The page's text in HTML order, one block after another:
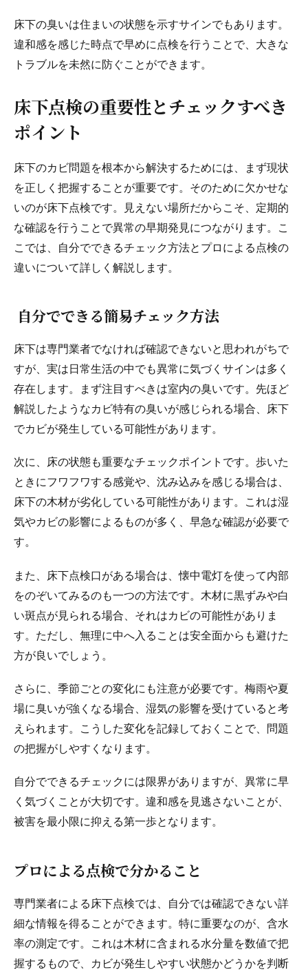
床下の臭いは住まいの状態を示すサインでもあります。
違和感を感じた時点で早めに点検を行うことで、大きな
トラブルを未然に防ぐことができます。
床下点検の重要性とチェックすべき
ポイント
床下のカビ問題を根本から解決するためには、まず現状
を正しく把握することが重要です。そのために欠かせな
いのが床下点検です。見えない場所だからこそ、定期的
な確認を行うことで異常の早期発見につながります。こ
こでは、自分でできるチェック方法とプロによる点検の
違いについて詳しく解説します。
自分でできる簡易チェック方法
床下は専門業者でなければ確認できないと思われがちで
すが、実は日常生活の中でも異常に気づくサインは多く
存在します。まず注目すべきは室内の臭いです。先ほど
解説したようなカビ特有の臭いが感じられる場合、床下
でカビが発生している可能性があります。
次に、床の状態も重要なチェックポイントです。歩いた
ときにフワフワする感覚や、沈み込みを感じる場合は、
床下の木材が劣化している可能性があります。これは湿
気やカビの影響によるものが多く、早急な確認が必要で
す。
また、床下点検口がある場合は、懐中電灯を使って内部
をのぞいてみるのも一つの方法です。木材に黒ずみや白
い斑点が見られる場合、それはカビの可能性がありま
す。ただし、無理に中へ入ることは安全面からも避けた
方が良いでしょう。
さらに、季節ごとの変化にも注意が必要です。梅雨や夏
場に臭いが強くなる場合、湿気の影響を受けていると考
えられます。こうした変化を記録しておくことで、問題
の把握がしやすくなります。
自分でできるチェックには限界がありますが、異常に早
く気づくことが大切です。違和感を見逃さないことが、
被害を最小限に抑える第一歩となります。
プロによる点検で分かること
専門業者による床下点検では、自分では確認できない詳
細な情報を得ることができます。特に重要なのが、含水
率の測定です。これは木材に含まれる水分量を数値で把
握するもので、カビが発生しやすい状態かどうかを判断